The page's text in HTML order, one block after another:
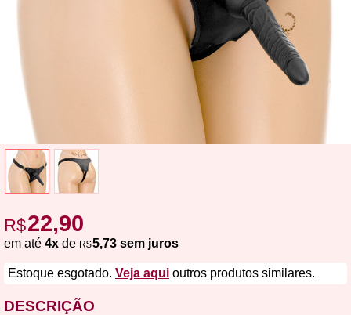
R$22,90
em até 4x de R$5,73 sem juros
Estoque esgotado. Veja aqui outros produtos similares.
DESCRIÇÃO